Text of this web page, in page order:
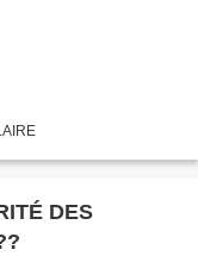
DES